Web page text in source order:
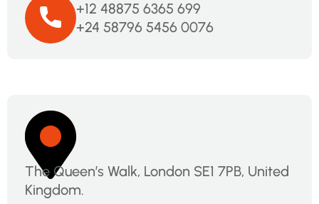
+12 48875 6365 699
+24 58796 5456 0076
The Queen’s Walk, London SE1 7PB, United
Kingdom.